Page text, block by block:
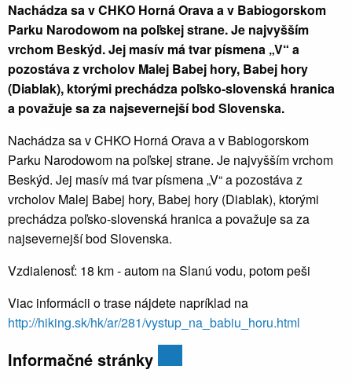
Nachádza sa v CHKO Horná Orava a v Babiogorskom
Parku Narodowom na poľskej strane. Je najvyšším
vrchom Beskýd. Jej masív má tvar písmena „V“ a
pozostáva z vrcholov Malej Babej hory, Babej hory
(Diablak), ktorými prechádza poľsko-slovenská hranica
a považuje sa za najsevernejší bod Slovenska.
Nachádza sa v CHKO Horná Orava a v Babiogorskom
Parku Narodowom na poľskej strane. Je najvyšším vrchom
Beskýd. Jej masív má tvar písmena „V“ a pozostáva z
vrcholov Malej Babej hory, Babej hory (Diablak), ktorými
prechádza poľsko-slovenská hranica a považuje sa za
najsevernejší bod Slovenska.
Vzdialenosť: 18 km - autom na Slanú vodu, potom peši
Viac informácii o trase nájdete napríklad na
http://hiking.sk/hk/ar/281/vystup_na_babiu_horu.html
Informačné stránky